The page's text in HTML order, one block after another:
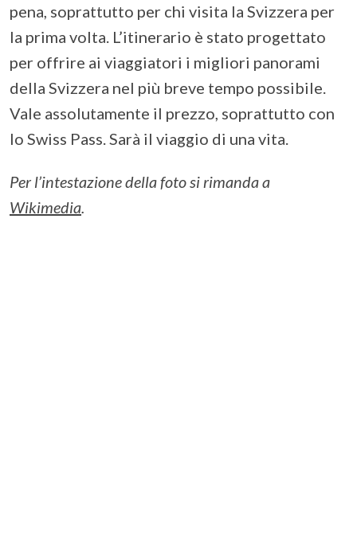
pena, soprattutto per chi visita la Svizzera per
la prima volta. L’itinerario è stato progettato
per offrire ai viaggiatori i migliori panorami
della Svizzera nel più breve tempo possibile.
Vale assolutamente il prezzo, soprattutto con
lo Swiss Pass. Sarà il viaggio di una vita.
Per l’intestazione della foto si rimanda a
Wikimedia.